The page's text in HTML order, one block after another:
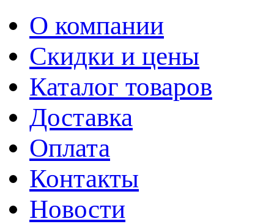
О компании
Скидки и цены
Каталог товаров
Доставка
Оплата
Контакты
Новости